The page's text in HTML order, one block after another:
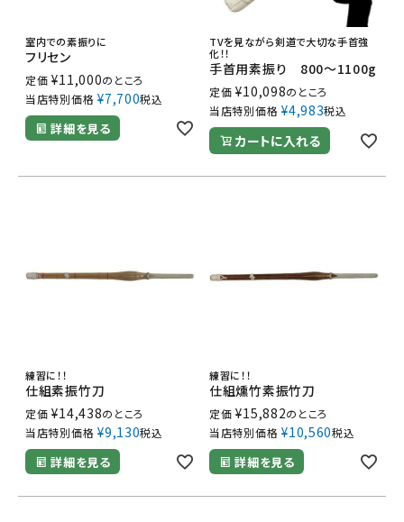
室内での素振りに
フリセン
定価 ¥11,000のところ
当店特別価格 ¥7,700税込
詳細を見る
TVを見ながら剣道で大切な手首強
化！！
手首用素振り 800～1100g
定価 ¥10,098のところ
当店特別価格 ¥4,983税込
カートに入れる
練習に！！
仕組素振竹刀
定価 ¥14,438のところ
当店特別価格 ¥9,130税込
詳細を見る
練習に！！
仕組燻竹素振竹刀
定価 ¥15,882のところ
当店特別価格 ¥10,560税込
詳細を見る